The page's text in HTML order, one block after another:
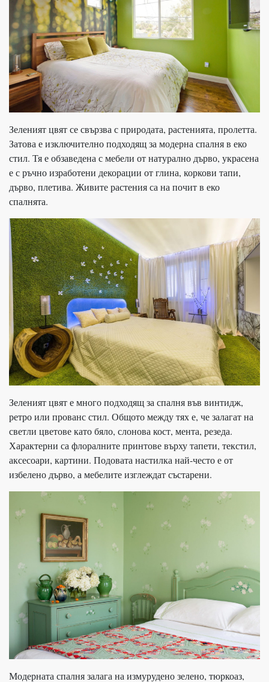
Зеленият цвят се свързва с природата, растенията, пролетта.
Затова е изключително подходящ за модерна спалня в еко
стил. Тя е обзаведена с мебели от натурално дърво, украсена
е с ръчно изработени декорации от глина, коркови тапи,
дърво, плетива. Живите растения са на почит в еко
спалнята.
Зеленият цвят е много подходящ за спалня във винтидж,
ретро или прованс стил. Общото между тях е, че залагат на
светли цветове като бяло, слонова кост, мента, резеда.
Характерни са флоралните принтове върху тапети, текстил,
аксесоари, картини. Подовата настилка най-често е от
избелено дърво, а мебелите изглеждат състарени.
Модерната спалня залага на измурудено зелено, тюркоаз,